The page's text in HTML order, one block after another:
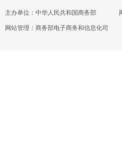
主办单位：中华人民共和国商务部
网站管理：商务部电子商务和信息化司